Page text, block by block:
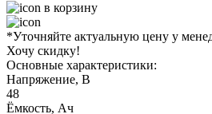
в корзину
*Уточняйте актуальную цену у
Хочу скидку!
Основные характеристики:
Напряжение, В
48
Ёмкость, Ач